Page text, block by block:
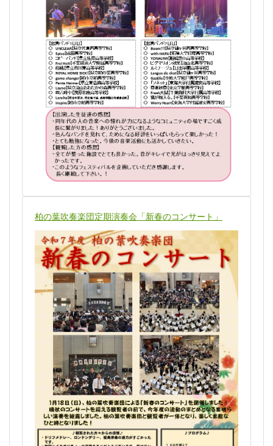
柏の葉吹奏楽団定期演奏会「新春のコンサート」